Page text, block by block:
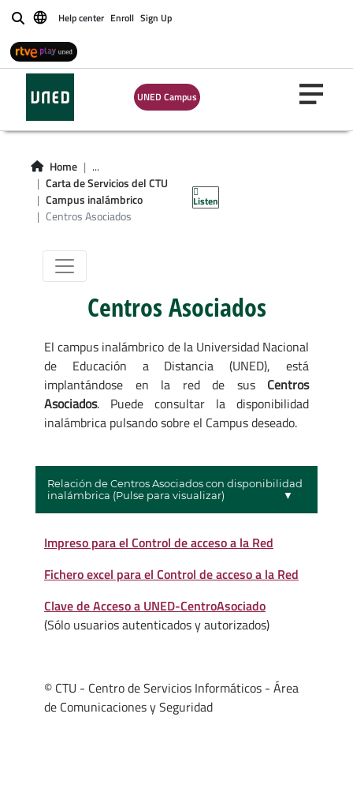
BuscarHelp center Enroll Sign Up
UNED Campus
Home
...
Carta de Servicios del CTU
Campus inalámbrico
Centros Asociados
Listen
Centros
Asociados
Centros Asociados
El campus inalámbrico de la Universidad Nacional
de Educación a Distancia (UNED), está
implantándose en la red de sus Centros
Asociados. Puede consultar la disponibilidad
inalámbrica pulsando sobre el Campus deseado.
Relación de Centros Asociados con disponibilidad
inalámbrica (Pulse para visualizar)
Impreso para el Control de acceso a la Red
Fichero excel para el Control de acceso a la Red
Clave de Acceso a UNED-CentroAsociado
(Sólo usuarios autenticados y autorizados)
© CTU - Centro de Servicios Informáticos - Área
de Comunicaciones y Seguridad